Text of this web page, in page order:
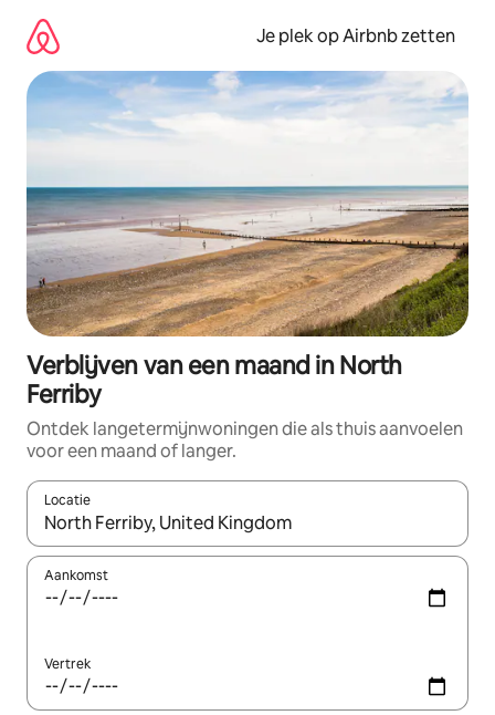
direct
naar
inhoud
Je plek op Airbnb zetten
Verblijven van een maand in North
Ferriby
Ontdek langetermijnwoningen die als thuis aanvoelen
voor een maand of langer.
Locatie
Wanneer er resultaten beschikbaar zijn, maak je een keuze
Aankomst
Vertrek